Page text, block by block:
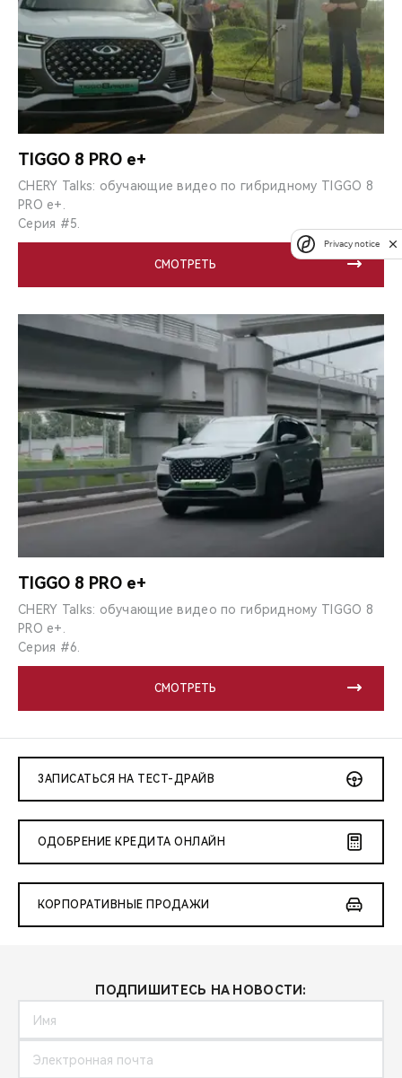
TIGGO 8 PRO e+
CHERY Talks: обучающие видео по гибридному TIGGO 8
PRO e+.
Серия #5.
СМОТРЕТЬ
TIGGO 8 PRO e+
CHERY Talks: обучающие видео по гибридному TIGGO 8
PRO e+.
Серия #6.
СМОТРЕТЬ
ЗАПИСАТЬСЯ НА ТЕСТ-ДРАЙВ
ОДОБРЕНИЕ КРЕДИТА ОНЛАЙН
КОРПОРАТИВНЫЕ ПРОДАЖИ
ПОДПИШИТЕСЬ НА НОВОСТИ:
Privacy notice